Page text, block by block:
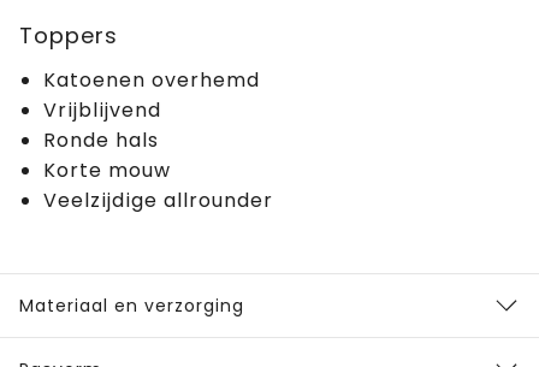
Toppers
Katoenen overhemd
Vrijblijvend
Ronde hals
Korte mouw
Veelzijdige allrounder
Materiaal en verzorging